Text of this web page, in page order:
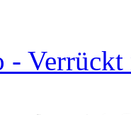
-